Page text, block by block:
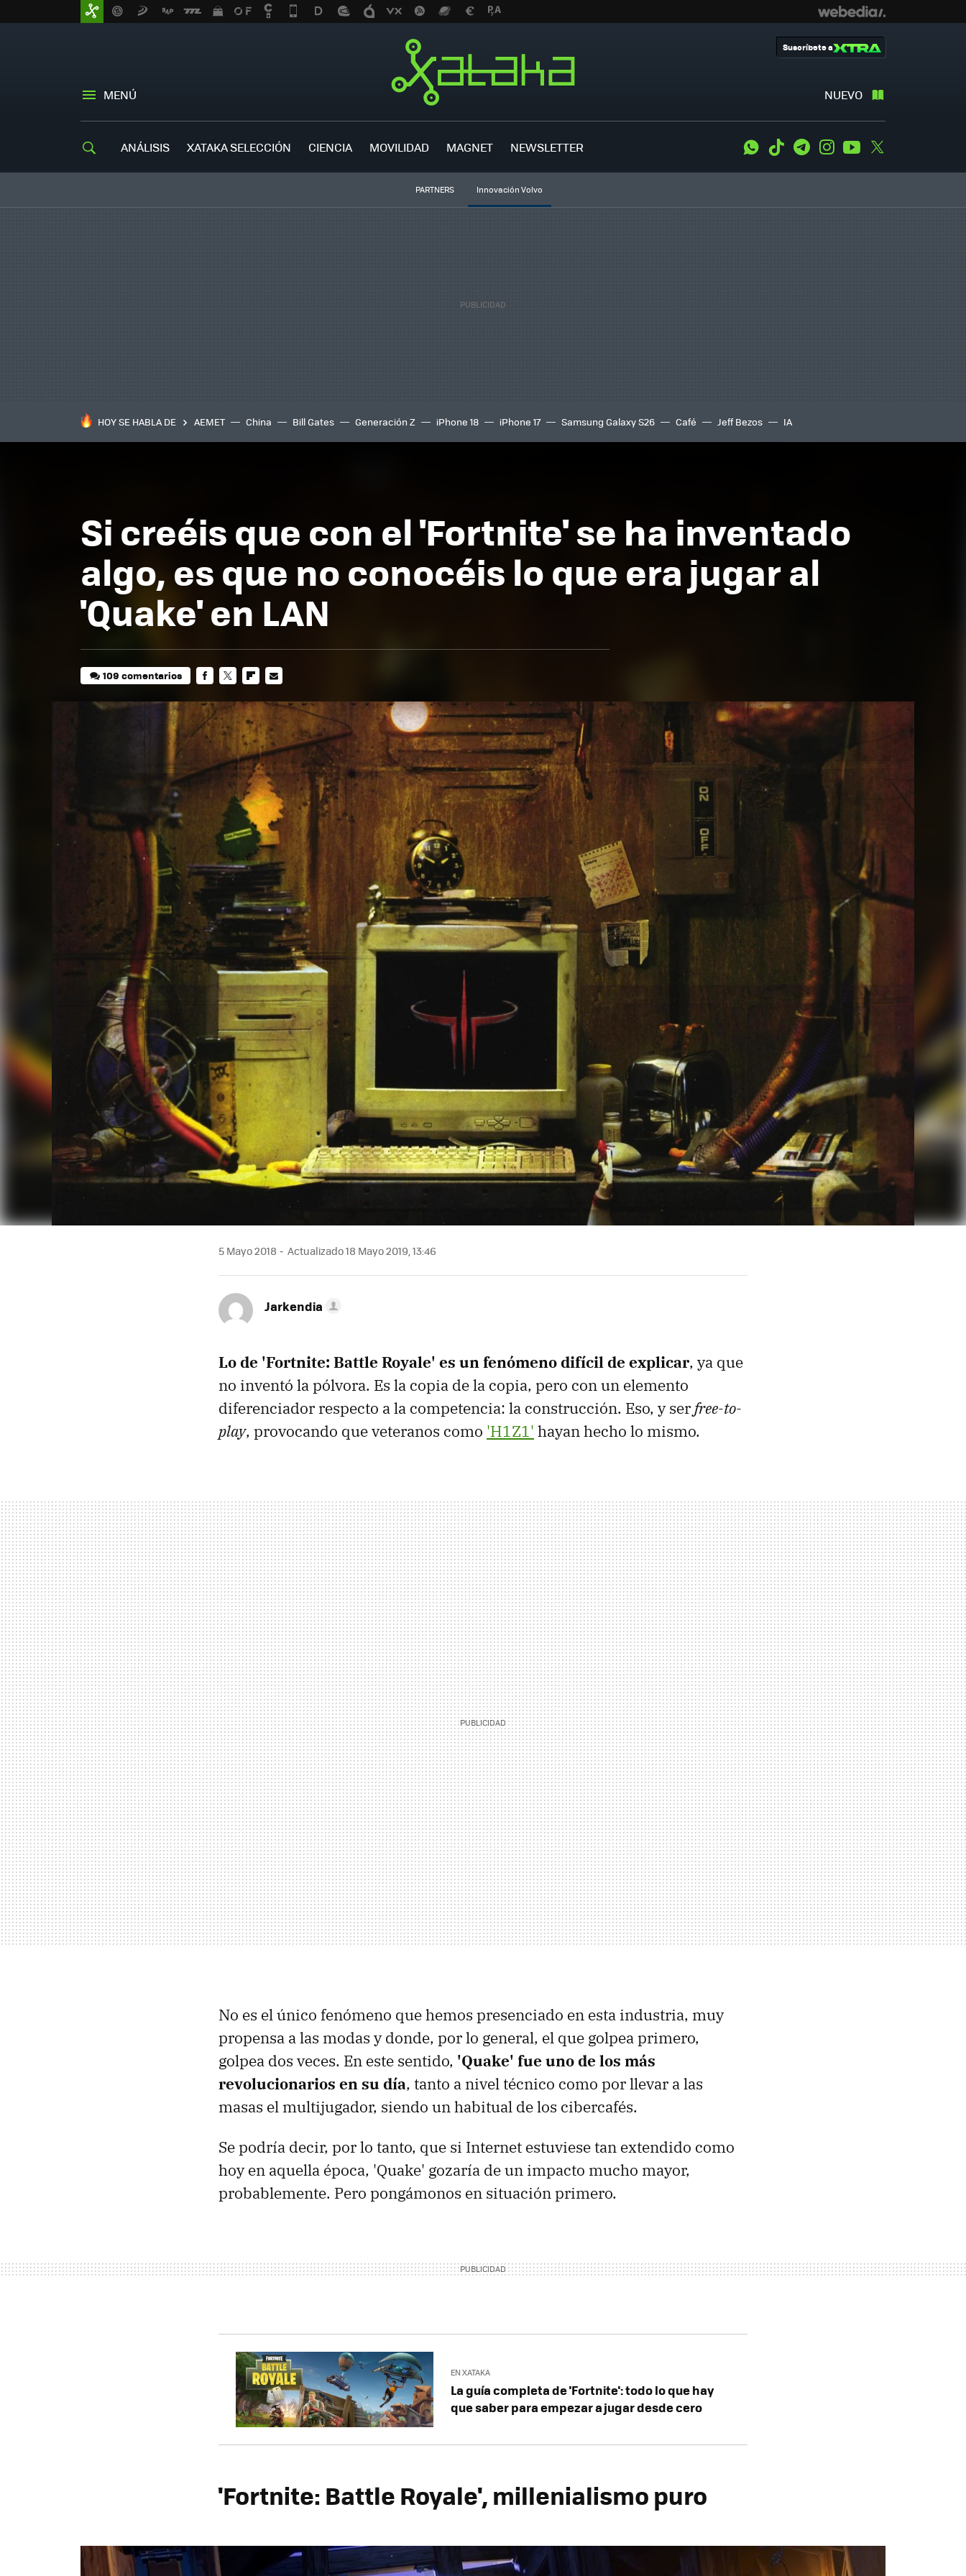
MENÚ NUEVO
Suscríbete a
ANÁLISIS XATAKA SELECCIÓN CIENCIA MOVILIDAD MAGNET NEWSLETTER WhatsApp
Tiktok TelegramInstagramYoutube
PARTNERS Innovación Volvo
HOY SE HABLA DE AEMET China Bill Gates Generación Z iPhone 18 iPhone 17 Samsung Galaxy S26 Café Jeff Bezos IA
Si creéis que con el 'Fortnite' se ha inventado
algo, es que no conocéis lo que era jugar al
'Quake' en LAN
109 comentarios
MAIL
5 Mayo 2018 Actualizado 18 Mayo 2019, 13:46
Jarkendia
Lo de 'Fortnite: Battle Royale' es un fenómeno difícil de explicar, ya que
no inventó la pólvora. Es la copia de la copia, pero con un elemento
diferenciador respecto a la competencia: la construcción. Eso, y serfree-to-
play, provocando que veteranos como 'H1Z1' hayan hecho lo mismo.
No es el único fenómeno que hemos presenciado en esta industria, muy
propensa a las modas y donde, por lo general, el que golpea primero,
golpea dos veces. En este sentido, 'Quake' fue uno de los más
revolucionarios en su día, tanto a nivel técnico como por llevar a las
masas el multijugador, siendo un habitual de los cibercafés.
Se podría decir, por lo tanto, que si Internet estuviese tan extendido como
hoy en aquella época, 'Quake' gozaría de un impacto mucho mayor,
probablemente. Pero pongámonos en situación primero.
EN XATAKA
La guía completa de 'Fortnite': todo lo que hay
que saber para empezar a jugar desde cero
'Fortnite: Battle Royale', millenialismo puro